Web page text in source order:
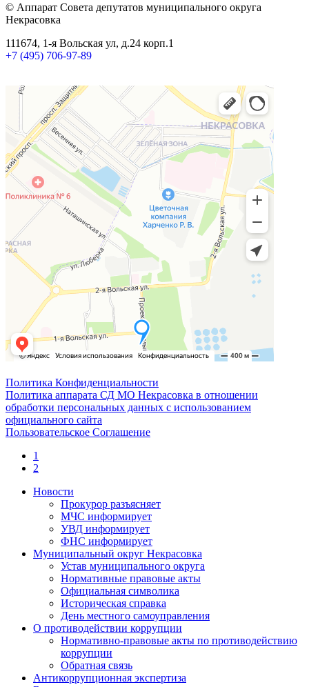
© Аппарат Совета депутатов муниципального округа
Некрасовка
111674, 1-я Вольская ул, д.24 корп.1
+7 (495) 706-97-89
Политика Конфиденциальности
Политика аппарата СД МО Некрасовка в отношении
обработки персональных данных с использованием
официального сайта
Пользовательское Соглашение
1
2
Новости
Прокурор разъясняет
МЧС информирует
УВД информирует
ФНС информирует
Муниципальный округ Некрасовка
Устав муниципального округа
Нормативные правовые акты
Официальная символика
Историческая справка
День местного самоуправления
О противодействии коррупции
Нормативно-правовые акты по противодействию
коррупции
Обратная связь
Антикоррупционная экспертиза